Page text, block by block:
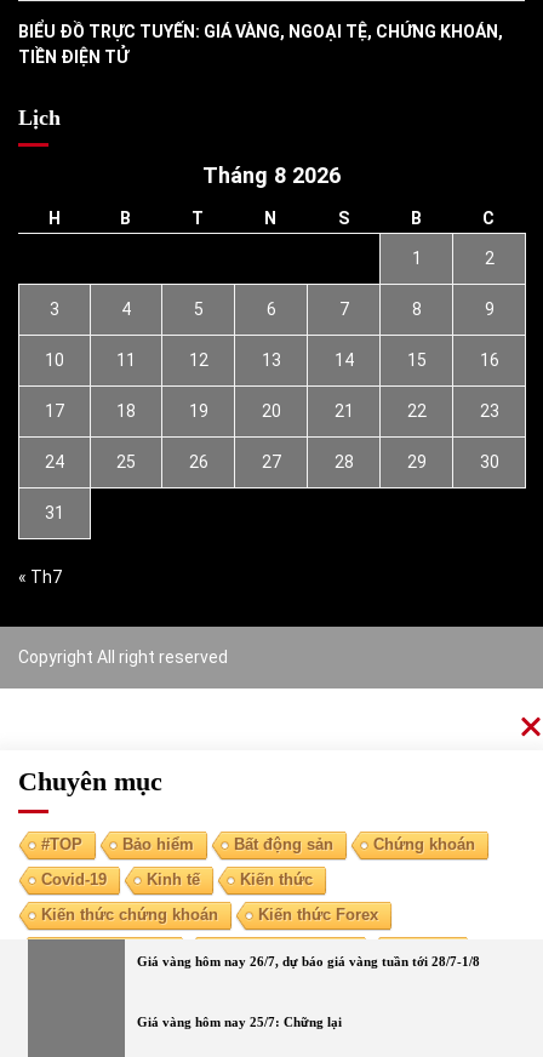
Giá vàng hôm nay 26/7, dự báo giá vàng tuần tới 28/7-1/8
Giá vàng hôm nay 25/7: Chững lại
BIỂU ĐỒ TRỰC TUYẾN: GIÁ VÀNG, NGOẠI TỆ, CHỨNG KHOÁN,
TIỀN ĐIỆN TỬ
Lịch
Tháng 8 2026
H B T N S B C
1 2
3 4 5 6 7 8 9
10 11 12 13 14 15 16
17 18 19 20 21 22 23
24 25 26 27 28 29 30
31
« Th7
Copyright All right reserved
Chuyên mục
#TOP Bảo hiểm Bất động sản
Chứng khoán
Covid-19
Kinh tế
Kiến thức
Kiến thức chứng khoán
Kiến thức Forex